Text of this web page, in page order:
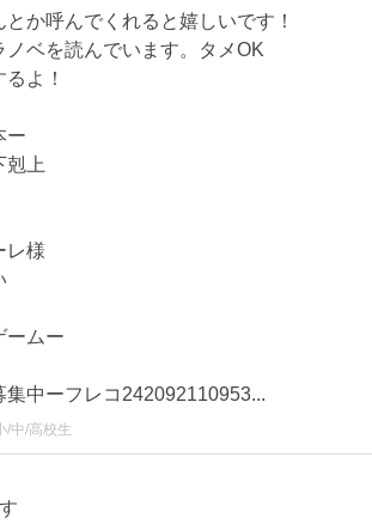
とか呼んでくれると嬉しいです！
ノベを読んでいます。タメOK
よ！
ー
剋上
レ様
ームー
集中ーフレコ242092110953...
/中/高校生